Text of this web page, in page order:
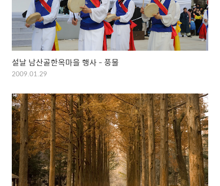
설날 남산골한옥마을 행사 - 풍물
2009.01.29